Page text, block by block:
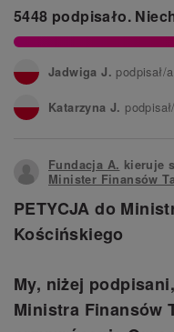
5448 podpisało.
Jadwiga J. podpisał/
Katarzyna J.
Ewa N. podpisał/a
Agnieszka M.
Waldemar P.
Fundacja A. kieruje
Minister Finansów
PETYCJA do
Kościńskiego
My, niżej
Ministra Finansów